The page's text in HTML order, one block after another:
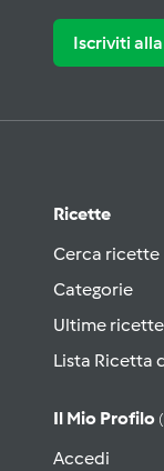
Iscriviti
Ricette
Cerca ricette
Categorie
Ultime ricette
Lista Ricetta
Il Mio Profilo
Accedi